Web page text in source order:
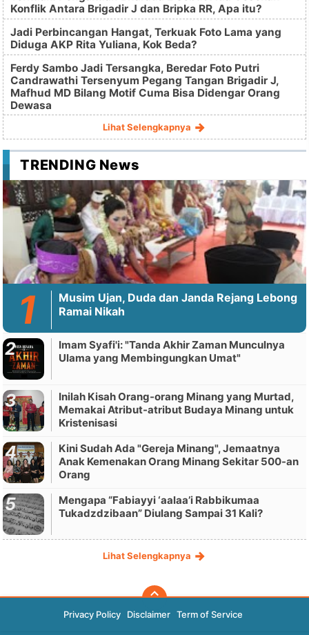
Konflik Antara Brigadir J dan Bripka RR, Apa itu?
Jadi Perbincangan Hangat, Terkuak Foto Lama yang
Diduga AKP Rita Yuliana, Kok Beda?
Ferdy Sambo Jadi Tersangka, Beredar Foto Putri
Candrawathi Tersenyum Pegang Tangan Brigadir J,
Mafhud MD Bilang Motif Cuma Bisa Didengar Orang
Dewasa
Lihat Selengkapnya
TRENDING News
Musim Ujan, Duda dan Janda Rejang Lebong
Ramai Nikah
Imam Syafi'i: "Tanda Akhir Zaman Munculnya
Ulama yang Membingungkan Umat"
Inilah Kisah Orang-orang Minang yang Murtad,
Memakai Atribut-atribut Budaya Minang untuk
Kristenisasi
Kini Sudah Ada "Gereja Minang", Jemaatnya
Anak Kemenakan Orang Minang Sekitar 500-an
Orang
Mengapa “Fabiayyi ‘aalaa’i Rabbikumaa
Tukadzdzibaan” Diulang Sampai 31 Kali?
Lihat Selengkapnya
Privacy Policy Disclaimer Term of Service